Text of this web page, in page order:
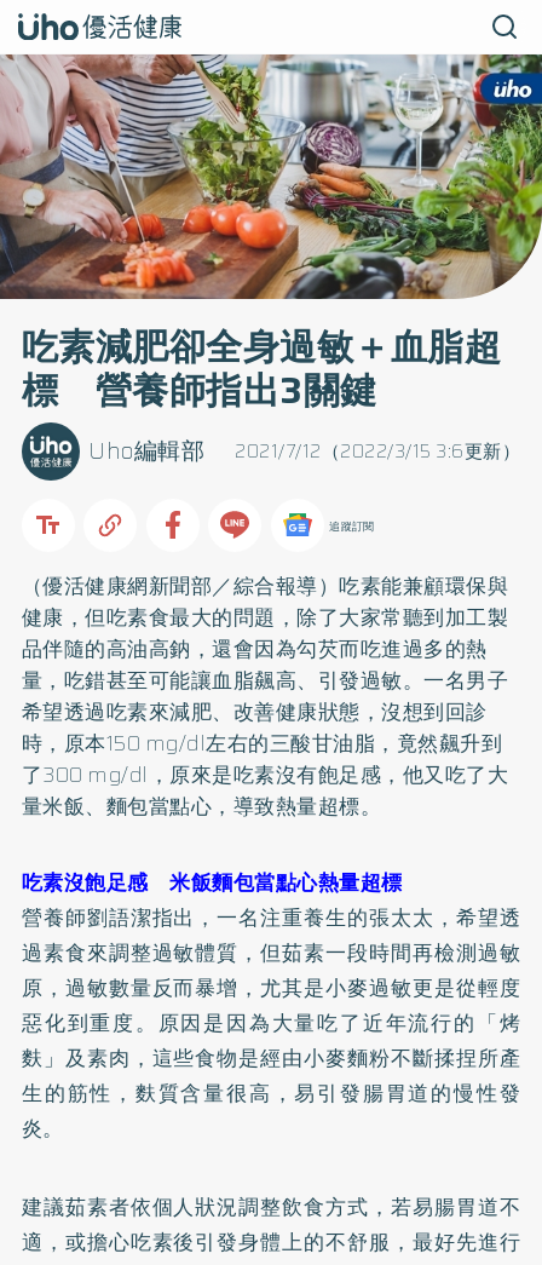
吃素減肥卻全身過敏＋血脂超
標 營養師指出3關鍵
2021/7/12（2022/3/15 3:6更新）
Uho編輯部
追蹤訂閱
（優活健康網新聞部／綜合報導）吃素能兼顧環保與
健康，但吃素食最大的問題，除了大家常聽到加工製
品伴隨的高油高鈉，還會因為勾芡而吃進過多的熱
量，吃錯甚至可能讓血脂飆高、引發過敏。一名男子
希望透過吃素來減肥、改善健康狀態，沒想到回診
時，原本150 mg/dl左右的三酸甘油脂，竟然飆升到
了300 mg/dl，原來是吃素沒有飽足感，他又吃了大
量米飯、麵包當點心，導致熱量超標。
吃素沒飽足感 米飯麵包當點心熱量超標
營養師劉語潔指出，一名注重養生的張太太，希望透
過素食來調整過敏體質，但茹素一段時間再檢測過敏
原，過敏數量反而暴增，尤其是小麥過敏更是從輕度
惡化到重度。原因是因為大量吃了近年流行的「烤
麩」及素肉，這些食物是經由小麥麵粉不斷揉捏所產
生的筋性，麩質含量很高，易引發腸胃道的慢性發
炎。
建議茹素者依個人狀況調整飲食方式，若易腸胃道不
適，或擔心吃素後引發身體上的不舒服，最好先進行